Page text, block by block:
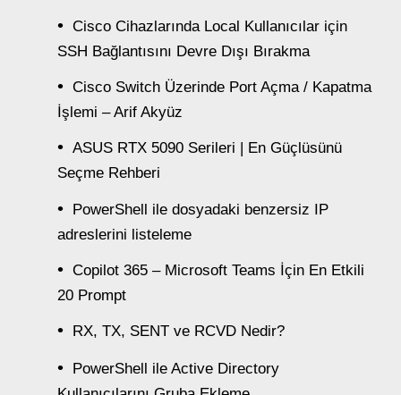
Cisco Cihazlarında Local Kullanıcılar için
SSH Bağlantısını Devre Dışı Bırakma
Cisco Switch Üzerinde Port Açma / Kapatma
İşlemi – Arif Akyüz
ASUS RTX 5090 Serileri | En Güçlüsünü
Seçme Rehberi
PowerShell ile dosyadaki benzersiz IP
adreslerini listeleme
Copilot 365 – Microsoft Teams İçin En Etkili
20 Prompt
RX, TX, SENT ve RCVD Nedir?
PowerShell ile Active Directory